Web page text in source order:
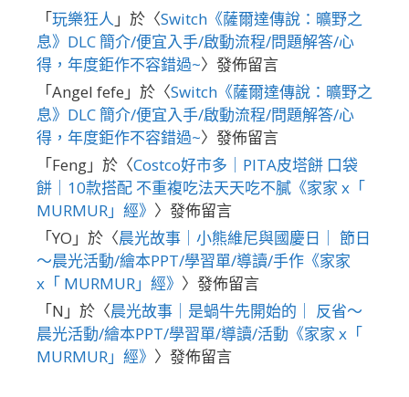
「玩樂狂人 」於〈Switch《薩爾達傳說：曠野之
息》DLC 簡介/便宜入手/啟動流程/問題解答/心
得，年度鉅作不容錯過~〉發佈留言
「Angel fefe 」於〈Switch《薩爾達傳說：曠野之
息》DLC 簡介/便宜入手/啟動流程/問題解答/心
得，年度鉅作不容錯過~〉發佈留言
「Feng」於〈Costco好市多｜PITA皮塔餅 口袋
餅｜10款搭配 不重複吃法天天吃不膩《家家 x「
MURMUR」經》 〉發佈留言
「YO 」於〈晨光故事｜小熊維尼與國慶日｜ 節日
～晨光活動/繪本PPT/學習單/導讀/手作《家家
x「 MURMUR」經》 〉發佈留言
「N 」於〈晨光故事｜是蝸牛先開始的｜ 反省～
晨光活動/繪本PPT/學習單/導讀/活動《家家 x「
MURMUR」經》 〉發佈留言